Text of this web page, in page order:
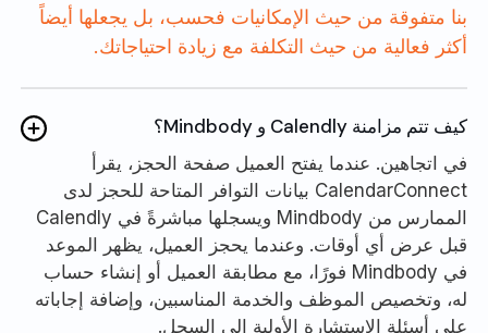
بنا متفوقة من حيث الإمكانيات فحسب، بل يجعلها أيضاً
أكثر فعالية من حيث التكلفة مع زيادة احتياجاتك.
كيف تتم مزامنة Calendly و Mindbody؟
في اتجاهين. عندما يفتح العميل صفحة الحجز، يقرأ
CalendarConnect بيانات التوافر المتاحة للحجز لدى
الممارس من Mindbody ويسجلها مباشرةً في Calendly
قبل عرض أي أوقات. وعندما يحجز العميل، يظهر الموعد
في Mindbody فورًا، مع مطابقة العميل أو إنشاء حساب
له، وتخصيص الموظف والخدمة المناسبين، وإضافة إجاباته
على أسئلة الاستشارة الأولية إلى السجل.